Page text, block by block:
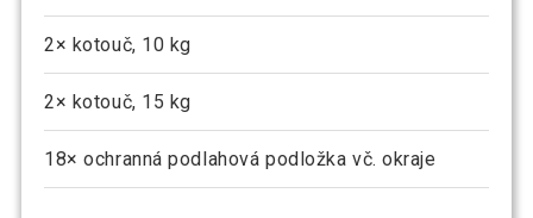
2× kotouč, 10 kg
2× kotouč, 15 kg
18× ochranná podlahová podložka vč. okraje